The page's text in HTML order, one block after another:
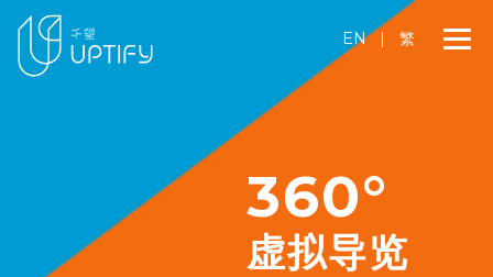
EN | 繁
360°
虚拟导览